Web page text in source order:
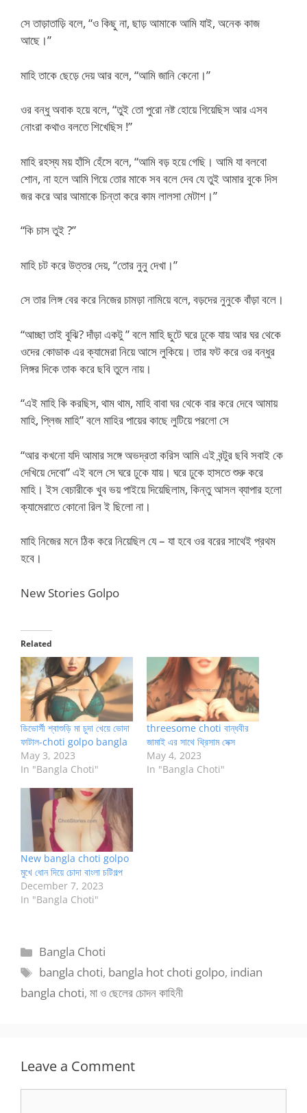
সে তাড়াতাড়ি বলে, “ও কিছু না, ছাড় আমাকে আমি যাই, অনেক কাজ
আছে।”
মাহি তাকে ছেড়ে দেয় আর বলে, “আমি জানি কেনো।”
ওর বন্ধু অবাক হয়ে বলে, “তুই তো পুরো নষ্ট হোয়ে গিয়েছিস আর এসব
নোংরা কথাও বলতে শিখেছিস !”
মাহি রহস্য ময় হাঁসি হেঁসে বলে, “আমি বড় হয়ে গেছি। আমি যা বলবো
শোন, না হলে আমি গিয়ে তোর মাকে সব বলে দেব যে তুই আমার বুকে দিস
জর করে আর আমাকে চিন্তা করে কাম লালসা মেটাশ।”
“কি চাস তুই ?”
মাহি চট করে উত্তর দেয়, “তোর নুনু দেখা।”
সে তার লিঙ্গ বের করে নিজের চামড়া নামিয়ে বলে, বড়দের নুনুকে বাঁড়া বলে।
“আচ্ছা তাই বুঝি? দাঁড়া একটু ” বলে মাহি ছুটে ঘরে ঢুকে যায় আর ঘর থেকে
ওদের কোডাক এর ক্যামেরা নিয়ে আসে লুকিয়ে। তার ফট করে ওর বন্ধুর
লিঙ্গর দিকে তাক করে ছবি তুলে নায়।
“এই মাহি কি করছিস, থাম থাম, মাহি বাবা ঘর থেকে বার করে দেবে আমায়
মাহি, প্লিজ মাহি” বলে মাহির পায়ের কাছে লুটিয়ে পরলো সে
“আর কখনো যদি আমার সঙ্গে অভদ্রতা করিস আমি এই বন্টুর ছবি সবাই কে
দেখিয়ে দেবো” এই বলে সে ঘরে ঢুকে যায়। ঘরে ঢুকে হাসতে শুরু করে
মাহি। ইস বেচারীকে খুব ভয় পাইয়ে দিয়েছিলাম, কিন্তু আসল ব্যাপার হলো
ক্যামেরাতে কোনো রিল ই ছিলো না।
মাহি নিজের মনে ঠিক করে নিয়েছিল যে – যা হবে ওর বরের সাথেই প্রথম
হবে।
New Stories Golpo
Related
ডিভোর্সী শ্বাশুড়ি মা চুদা খেয়ে ভোদা
ফাটাল-choti golpo bangla
May 3, 2023
In "Bangla Choti"
threesome choti বান্ধবীর
জামাই এর সাথে থ্রিসাম সেক্স
May 4, 2023
In "Bangla Choti"
New bangla choti golpo
মুখে ধোন দিয়ে চোদা বাংলা চটিগল্প
December 7, 2023
In "Bangla Choti"
Categories
Bangla Choti
Tags
bangla choti, bangla hot choti golpo, indian
bangla choti, মা ও ছেলের চোদন কাহিনী
Leave a Comment